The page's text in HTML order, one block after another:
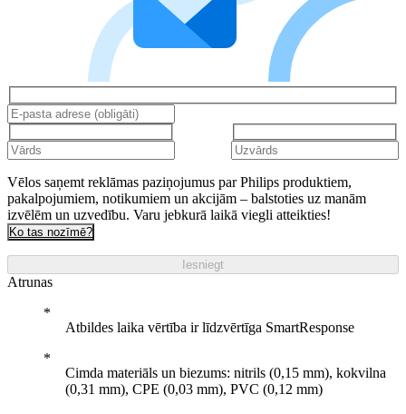
Vēlos saņemt reklāmas paziņojumus par Philips produktiem,
pakalpojumiem, notikumiem un akcijām – balstoties uz manām
izvēlēm un uzvedību. Varu jebkurā laikā viegli atteikties!
Ko tas nozīmē?
Iesniegt
Atrunas
Atbildes laika vērtība ir līdzvērtīga SmartResponse
Cimda materiāls un biezums: nitrils (0,15 mm), kokvilna
(0,31 mm), CPE (0,03 mm), PVC (0,12 mm)